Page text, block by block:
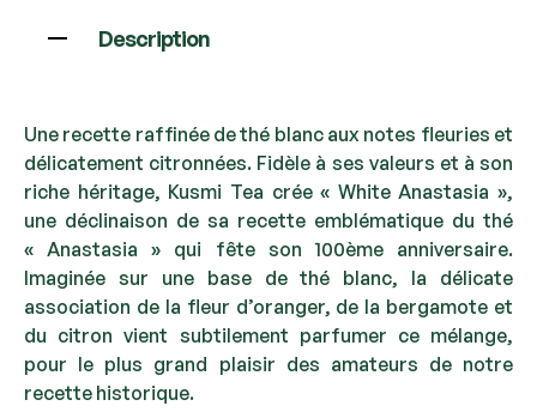
Description
Une recette raffinée de thé blanc aux notes fleuries et
délicatement citronnées. Fidèle à ses valeurs et à son
riche héritage, Kusmi Tea crée « White Anastasia »,
une déclinaison de sa recette emblématique du thé
« Anastasia » qui fête son 100ème anniversaire.
Imaginée sur une base de thé blanc, la délicate
association de la fleur d’oranger, de la bergamote et
du citron vient subtilement parfumer ce mélange,
pour le plus grand plaisir des amateurs de notre
recette historique.